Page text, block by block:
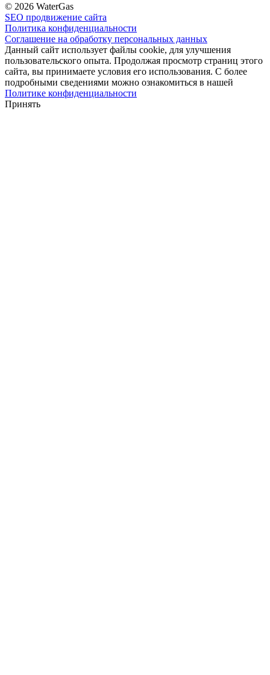
© 2026 WaterGas
SEO продвижение сайта
Политика конфиденциальности
Соглашение на обработку персональных данных
Данный сайт использует файлы cookie, для улучшения
пользовательского опыта. Продолжая просмотр страниц этого
сайта, вы принимаете условия его использования. С более
подробными сведениями можно ознакомиться в нашей
Политике конфиденциальности
Принять